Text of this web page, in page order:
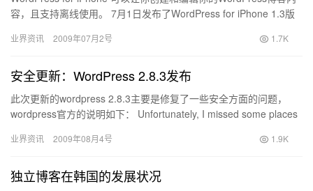
容，且支持离线使用。 7月1日发布了WordPress for iPhone 1.3版
业界资讯 2009年07月2号 1.7K
安全更新：WordPress 2.8.3发布
此次更新的wordpress 2.8.3主要是修复了一些安全方面的问题，
wordpress官方的说明如下： Unfortunately, I missed some places
业界资讯 2009年08月4号 1.9K
独立博客在韩国的发展状况